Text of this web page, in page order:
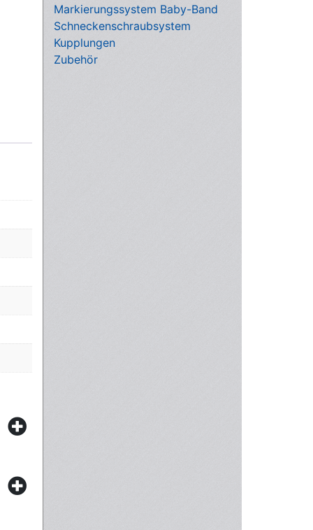
Markierungssystem Baby-Band
Schneckenschraubsystem
Kupplungen
Zubehör